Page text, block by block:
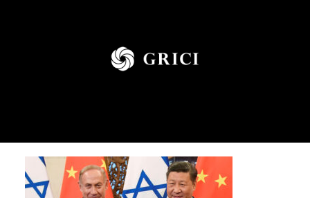
お問い合わせ